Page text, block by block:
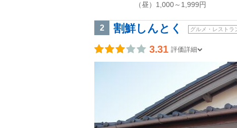
（昼）1,000～1,999円
2 割鮮しんとく グルメ・レストラ
3.31 評価詳細